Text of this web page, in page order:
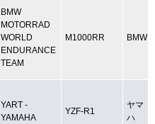
BMW
MOTORRAD
WORLD
ENDURANCE
TEAM
M1000RR BMW
YART -
YAMAHA
YZF-R1
ヤマ
ハ